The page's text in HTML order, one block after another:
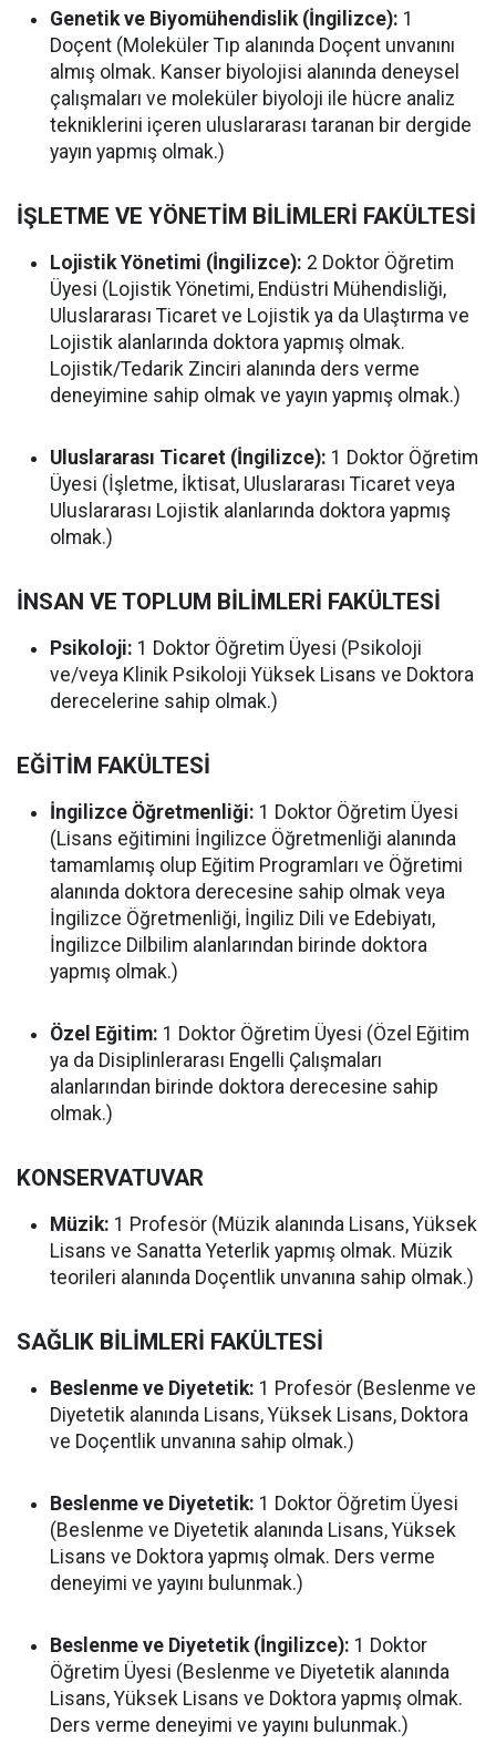
Genetik ve Biyomühendislik (İngilizce): 1
Doçent (Moleküler Tıp alanında Doçent unvanını
almış olmak. Kanser biyolojisi alanında deneysel
çalışmaları ve moleküler biyoloji ile hücre analiz
tekniklerini içeren uluslararası taranan bir dergide
yayın yapmış olmak.)
İŞLETME VE YÖNETİM BİLİMLERİ FAKÜLTESİ
Lojistik Yönetimi (İngilizce): 2 Doktor Öğretim
Üyesi (Lojistik Yönetimi, Endüstri Mühendisliği,
Uluslararası Ticaret ve Lojistik ya da Ulaştırma ve
Lojistik alanlarında doktora yapmış olmak.
Lojistik/Tedarik Zinciri alanında ders verme
deneyimine sahip olmak ve yayın yapmış olmak.)
Uluslararası Ticaret (İngilizce): 1 Doktor Öğretim
Üyesi (İşletme, İktisat, Uluslararası Ticaret veya
Uluslararası Lojistik alanlarında doktora yapmış
olmak.)
İNSAN VE TOPLUM BİLİMLERİ FAKÜLTESİ
Psikoloji: 1 Doktor Öğretim Üyesi (Psikoloji
ve/veya Klinik Psikoloji Yüksek Lisans ve Doktora
derecelerine sahip olmak.)
EĞİTİM FAKÜLTESİ
İngilizce Öğretmenliği: 1 Doktor Öğretim Üyesi
(Lisans eğitimini İngilizce Öğretmenliği alanında
tamamlamış olup Eğitim Programları ve Öğretimi
alanında doktora derecesine sahip olmak veya
İngilizce Öğretmenliği, İngiliz Dili ve Edebiyatı,
İngilizce Dilbilim alanlarından birinde doktora
yapmış olmak.)
Özel Eğitim: 1 Doktor Öğretim Üyesi (Özel Eğitim
ya da Disiplinlerarası Engelli Çalışmaları
alanlarından birinde doktora derecesine sahip
olmak.)
KONSERVATUVAR
Müzik: 1 Profesör (Müzik alanında Lisans, Yüksek
Lisans ve Sanatta Yeterlik yapmış olmak. Müzik
teorileri alanında Doçentlik unvanına sahip olmak.)
SAĞLIK BİLİMLERİ FAKÜLTESİ
Beslenme ve Diyetetik: 1 Profesör (Beslenme ve
Diyetetik alanında Lisans, Yüksek Lisans, Doktora
ve Doçentlik unvanına sahip olmak.)
Beslenme ve Diyetetik: 1 Doktor Öğretim Üyesi
(Beslenme ve Diyetetik alanında Lisans, Yüksek
Lisans ve Doktora yapmış olmak. Ders verme
deneyimi ve yayını bulunmak.)
Beslenme ve Diyetetik (İngilizce): 1 Doktor
Öğretim Üyesi (Beslenme ve Diyetetik alanında
Lisans, Yüksek Lisans ve Doktora yapmış olmak.
Ders verme deneyimi ve yayını bulunmak.)